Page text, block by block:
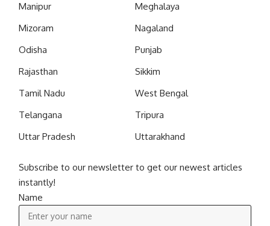
Manipur
Meghalaya
Mizoram
Nagaland
Odisha
Punjab
Rajasthan
Sikkim
Tamil Nadu
West Bengal
Telangana
Tripura
Uttar Pradesh
Uttarakhand
Subscribe to our newsletter to get our newest articles
instantly!
Name